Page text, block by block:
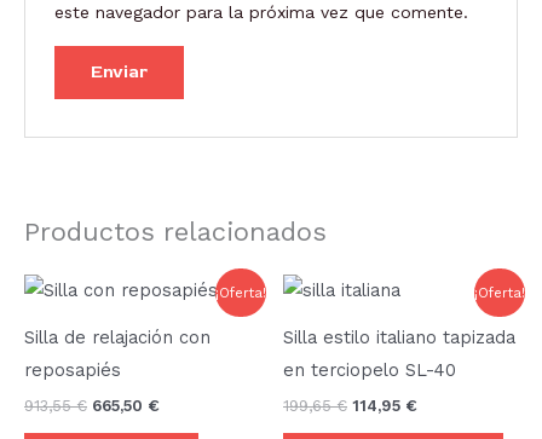
este navegador para la próxima vez que comente.
Productos relacionados
¡Oferta!
Silla de relajación con
reposapiés
913,55€
El
precio
era:
913,55 €.
665,50 €
El
precio
es:
¡Oferta!
Silla estilo italiano tapizada
en terciopelo SL-40
199,65€
El
era:
199,65 €.
114,95 €
es:
114,95 €.
Este